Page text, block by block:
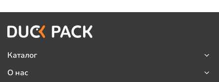
Каталог
О нас